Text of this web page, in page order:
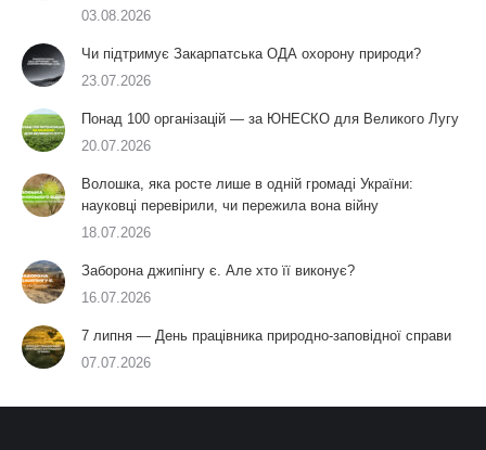
03.08.2026
Чи підтримує Закарпатська ОДА охорону природи?
23.07.2026
Понад 100 організацій — за ЮНЕСКО для Великого Лугу
20.07.2026
Волошка, яка росте лише в одній громаді України:
науковці перевірили, чи пережила вона війну
18.07.2026
Заборона джипінгу є. Але хто її виконує?
16.07.2026
7 липня — День працівника природно-заповідної справи
07.07.2026